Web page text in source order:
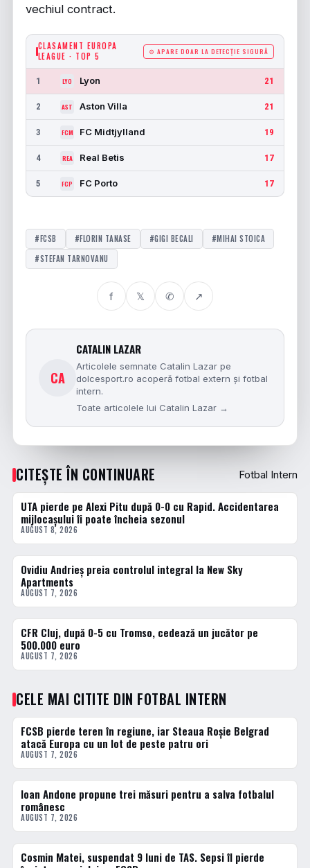
vechiul contract.
CLASAMENT EUROPA
LEAGUE · TOP 5
⚙ APARE DOAR LA DETECȚIE SIGURĂ
1 LYO Lyon 21
2 AST Aston Villa 21
3 FCM FC Midtjylland 19
4 REA Real Betis 17
5 FCP FC Porto 17
#FCSB #FLORIN TANASE #GIGI BECALI
#MIHAI STOICA
#STEFAN TARNOVANU
f 𝕏 ✆ ↗
CA
CATALIN LAZAR
Articolele semnate Catalin Lazar pe
dolcesport.ro acoperă fotbal extern și fotbal
intern.
Toate articolele lui Catalin Lazar →
CITEȘTE ÎN CONTINUARE Fotbal Intern
FOTBAL INTERN
UTA pierde pe Alexi Pitu după 0-0 cu Rapid. Accidentarea
mijlocașului îi poate încheia sezonul
AUGUST 8, 2026
FOTBAL INTERN
Ovidiu Andrieș preia controlul integral la New Sky
Apartments
AUGUST 7, 2026
FOTBAL INTERN
CFR Cluj, după 0-5 cu Tromso, cedează un jucător pe
500.000 euro
AUGUST 7, 2026
CELE MAI CITITE DIN FOTBAL INTERN
1 · TOP
FCSB pierde teren în regiune, iar Steaua Roșie Belgrad
atacă Europa cu un lot de peste patru ori
AUGUST 7, 2026
2 · TOP
Ioan Andone propune trei măsuri pentru a salva fotbalul
românesc
AUGUST 7, 2026
3 · TOP
Cosmin Matei, suspendat 9 luni de TAS. Sepsi îl pierde